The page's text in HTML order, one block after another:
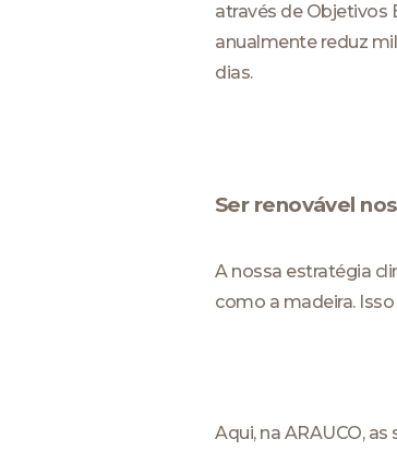
através de Objetivos
anualmente reduz
dias.
Ser renovável
A nossa estratégia
como a madeira.
Aqui, na ARAUCO,